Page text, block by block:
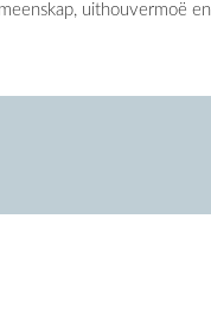
uithouvermoë